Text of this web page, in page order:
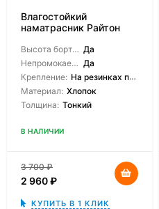
Влагостойкий
наматрасник Райтон
Высота борта на выбор: Да
Непромокаемый: Да
Крепление: На резинках по углам
Материал: Хлопок
Толщина: Тонкий
В НАЛИЧИИ
3 700₽
2 960₽
КУПИТЬ В 1 КЛИК